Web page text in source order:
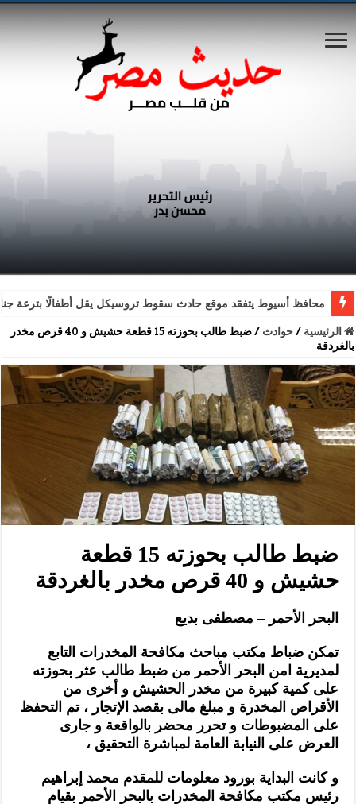
محافظ أسيوط يتفقد موقع حادث سقوط تروسيكل يقل أطفالًا بترعة
الرئيسية /حوادث /
ضبط طالب بحوزته 15 قطعة حشيش و 40 قرص مخدر
بالغردقة
ضبط طالب بحوزته 15 قطعة
حشيش و 40 قرص مخدر بالغردقة
البحر الأحمر – مصطفى بديع
تمكن ضباط مكتب مباحث مكافحة المخدرات التابع
لمديرية امن البحر الأحمر من ضبط طالب عثر بحوزته
على كمية كبيرة من مخدر الحشيش و أخرى من
الأقراص المخدرة و مبلغ مالى بقصد الإتجار ، تم التحفظ
على المضبوطات و تحرر محضر بالواقعة و جارى
العرض على النيابة العامة لمباشرة التحقيق ،
و كانت البداية بورود معلومات للمقدم محمد إبراهيم
رئيس مكتب مكافحة المخدرات بالبحر الأحمر بقيام